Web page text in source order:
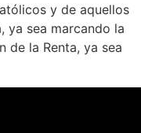
y de aquellos
ya sea marcando la
de la Renta, ya sea